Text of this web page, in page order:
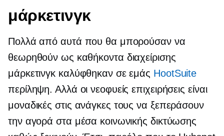
μάρκετινγκ
Πολλά από αυτά που θα μπορούσαν να
θεωρηθούν ως καθήκοντα διαχείρισης
μάρκετινγκ καλύφθηκαν σε εμάς HootSuite
περίληψη. Αλλά οι νεοφυείς επιχειρήσεις είναι
μοναδικές στις ανάγκες τους να ξεπεράσουν
την αγορά στα μέσα κοινωνικής δικτύωσης